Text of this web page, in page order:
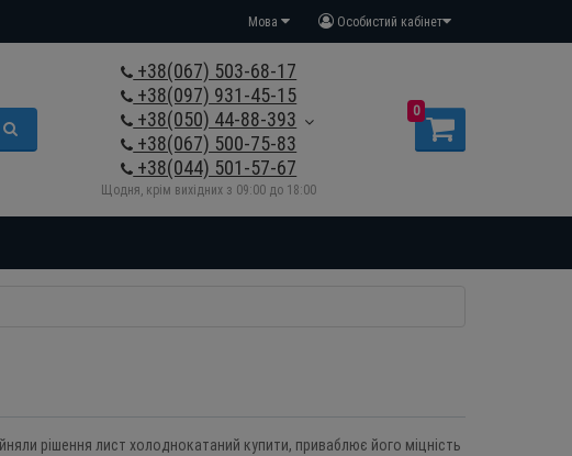
Особистий кабінет
Мова
+38(067) 503-68-17
+38(097) 931-45-15
+38(050) 44-88-393
+38(067) 500-75-83
+38(044) 501-57-67
Щодня, крім вихідних з 09:00 до 18:00
0
рішення лист холоднокатаний купити, приваблює його міцність